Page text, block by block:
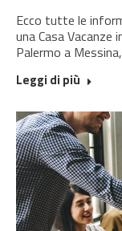
Ecco tutte le
una Casa Vacanze
Palermo a
Leggi di più